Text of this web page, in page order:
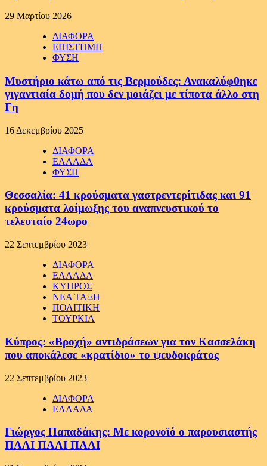
29 Μαρτίου 2026
ΔΙΑΦΟΡΑ
ΕΠΙΣΤΗΜΗ
ΦΥΣΗ
Μυστήριο κάτω από τις Βερμούδες: Ανακαλύφθηκε
γιγαντιαία δομή που δεν μοιάζει με τίποτα άλλο στη
Γη
16 Δεκεμβρίου 2025
ΔΙΑΦΟΡΑ
ΕΛΛΑΔΑ
ΦΥΣΗ
Θεσσαλία: 41 κρούσματα γαστρεντερίτιδας και 91
κρούσματα λοίμωξης του αναπνευστικού το
τελευταίο 24ωρο
22 Σεπτεμβρίου 2023
ΔΙΑΦΟΡΑ
ΕΛΛΑΔΑ
ΚΥΠΡΟΣ
ΝΕΑ ΤΑΞΗ
ΠΟΛΙΤΙΚΗ
ΤΟΥΡΚΙΑ
Κύπρος: «Βροχή» αντιδράσεων για τον Κασσελάκη
που αποκάλεσε «κρατίδιο» το ψευδοκράτος
22 Σεπτεμβρίου 2023
ΔΙΑΦΟΡΑ
ΕΛΛΑΔΑ
Γιώργος Παπαδάκης: Με κορονοϊό ο παρουσιαστής
ΠΑΛΙ ΠΑΛΙ ΠΑΛΙ